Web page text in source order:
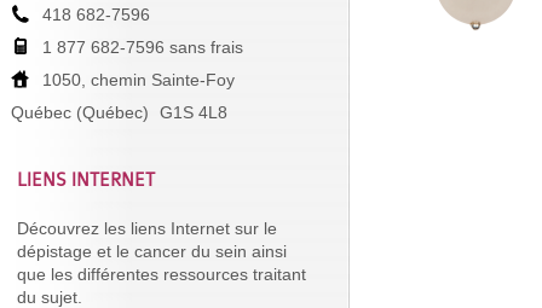
418 682-7596
1 877 682-7596 sans frais
1050, chemin Sainte-Foy
Québec (Québec)
G1S 4L8
LIENS INTERNET
Découvrez les liens Internet sur le
dépistage et le cancer du sein ainsi
que les différentes ressources traitant
du sujet.